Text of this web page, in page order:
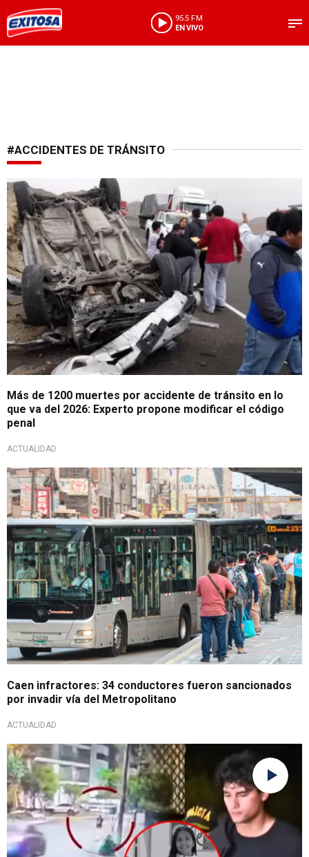
95.5 FM
EN VIVO
#ACCIDENTES DE TRÁNSITO
Cifra alarmante
Más de 1200 muertes por accidente de tránsito en lo
que va del 2026: Experto propone modificar el código
penal
ACTUALIDAD
Mayor regulación
Caen infractores: 34 conductores fueron sancionados
por invadir vía del Metropolitano
ACTUALIDAD
Caso Lizeth Marzano